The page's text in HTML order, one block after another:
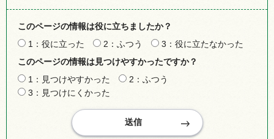
このページの情報は役に立ちましたか？
1：役に立った
2：ふつう
3：役に立たなかった
このページの情報は見つけやすかったですか？
1：見つけやすかった
2：ふつう
3：見つけにくかった